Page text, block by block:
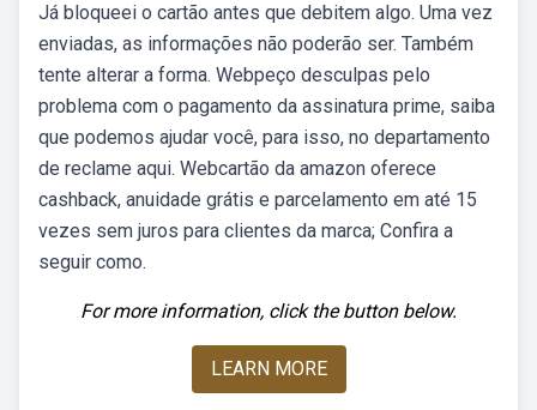
Já bloqueei o cartão antes que debitem algo. Uma vez
enviadas, as informações não poderão ser. Também
tente alterar a forma. Webpeço desculpas pelo
problema com o pagamento da assinatura prime, saiba
que podemos ajudar você, para isso, no departamento
de reclame aqui. Webcartão da amazon oferece
cashback, anuidade grátis e parcelamento em até 15
vezes sem juros para clientes da marca; Confira a
seguir como.
For more information, click the button below.
LEARN MORE